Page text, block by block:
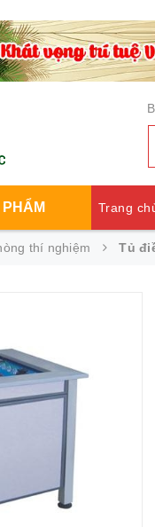
Trang
Cataloge
thí nghiệm Tủ